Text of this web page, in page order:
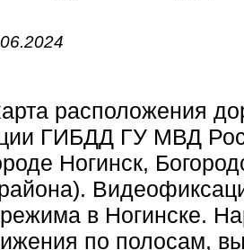
расположения
ГИБДД ГУ МВД
Ногинск,
района).
режима в Ногинске.
по полосам,